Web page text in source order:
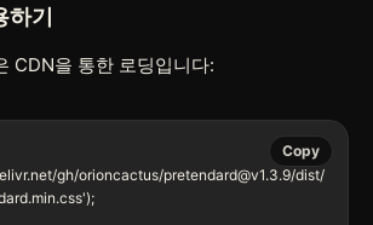
하기
CDN을 통한 로딩입니다:
gh/orioncactus/pretendard@v1.3.9/dist/
Copy